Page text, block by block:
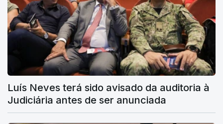
Luís Neves terá sido avisado da auditoria à
Judiciária antes de ser anunciada